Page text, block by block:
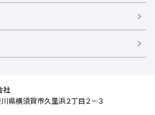
社
横須賀市久里浜２丁目２－３